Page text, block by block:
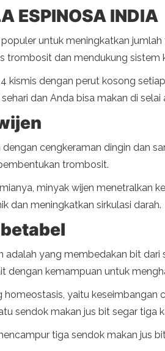
ESPINOSA INDIA
untuk meningkatkan
trombosit dan mendukung sistem
kismis dengan perut kosong
dan Anda bisa makan di selai
dengan cengkeraman dingin dan
trombosit.
minyak wijen menetralkan
dan meningkatkan sirkulasi darah.
adalah yang membedakan bit dari
dengan kemampuan untuk
homeostasis, yaitu keseimbangan
sendok makan jus bit segar tiga
tiga sendok makan jus